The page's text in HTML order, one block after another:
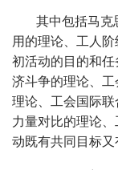
其中包括马克
用的理论、工人
初活动的目的和
济斗争的理论、
理论、工会国际
力量对比的理论
动既有共同目标又